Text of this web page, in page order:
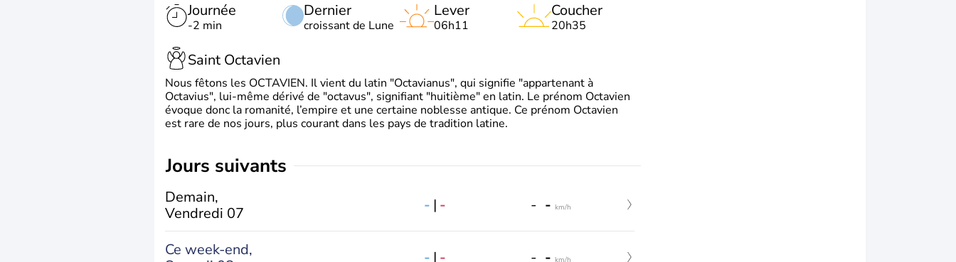
Journée
-2 min
Dernier
croissant de Lune
Lever
06h11
Coucher
20h35
Saint Octavien
Nous fêtons les OCTAVIEN. Il vient du latin "Octavianus", qui signifie "appartenant à
Octavius", lui-même dérivé de "octavus", signifiant "huitième" en latin. Le prénom Octavien
évoque donc la romanité, l’empire et une certaine noblesse antique. Ce prénom Octavien
est rare de nos jours, plus courant dans les pays de tradition latine.
jours suivants
Demain,
Vendredi 07
- | - - - km/h
Ce week-end,
- | - - - km/h